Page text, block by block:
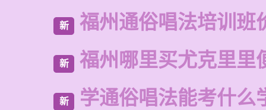
新 福州通俗唱法培训班
新 福州哪里买尤克里里
新 学通俗唱法能考什么